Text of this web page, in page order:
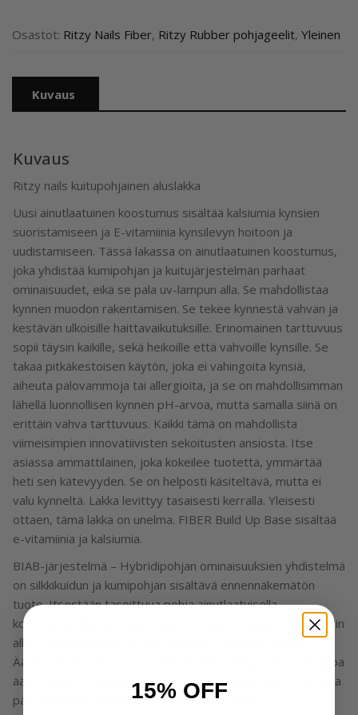
05
määrä
Osastot: Ritzy Nails Fiber, Ritzy Rubber pohjageelit, Yleinen
Kuvaus
Kuvaus
Ritzy nails kuitupohjainen aluslakka
Uusi ainutlaatuinen koostumus sisältää kalsiumia kynsien
suoristamiseen ja E-vitamiinia kynsilevyn hoitoon ja
uudistamiseen. Tässä lakassa on ainutlaatuinen koostumus,
joka yhdistää kumipohjan ja kuitujärjestelmän parhaat
ominaisuudet, eikä se pala uv-lampun alla. Se mahdollistaa
kynnen muodon rakentamisen. Se tekee kynnestä vahvan ja
kestävän ulkoisille haittavaikutuksille. Erinomainen tarttuvuus
sopii täysin kaikille, sekä heikoille että vahvoille kynsille. Se
takaa pitkäkestoisen käytön, joka ei vahingoita kynsiä,
aiheuta palovammoja tai allergioita, ja se on mahdollisimman
lähellä luonnollisen kynnen pH-arvoa, mutta samalla siinä on
erittäin vahva tarttuvuus. Kaikki tämä on mahdollista
viimeisimpien innovatiivisten sekoitusten ansiosta. Itse
asiassa ammattilainen, joka kokeilee tuotetta, ymmärtää
heti sen kätevyyden. Se on helposti käsiteltävä, mutta ei
valu kynneltä. Lakka levittyy tasaisesti kerralla. Yleisesti
ottaen, tämä lakka on unelma. FIBER Build Up Base sisältää
e-vitamiinia ja kalsiumia.
BIAB-järjestelmä – Hybridipohjan ominaisuuksien yhdistelmä
on silkkikuidun ja kumipohjan sisältävä ennennäkemätön
tuote. Itsestään tasoittuva pohja ainutlaatuisella
koostumuksella, jossa erittäin ohut kuitu on geelin ja hybridin
alla, varmasti toimii sinulla ja nousee ykkössuosikiksesi!
Äärimmäisen vahva ja samalla joustava pohja, joka sopii jopa
äärimmäisen ongelmallisille kynsille. Poikkeuksellista tukea ja
palautumista hauraille ja haurastuville kynsille.
15% OFF